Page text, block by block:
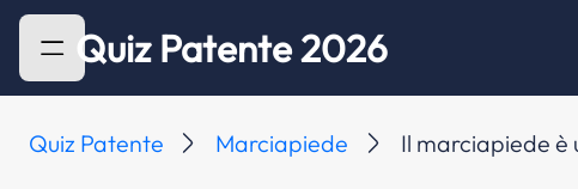
Quiz Patente 2026
Quiz Patente Marciapiede Il marciapiede è